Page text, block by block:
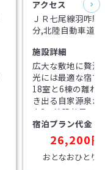
アクセス
ＪＲ七尾線羽咋
分,北陸自動車道
施設詳細
広大な敷地に贅沢
光には最適な宿で
18室と6棟の離れ
き出る自家源泉か
泉”。美肌効果の
き大浴場で満喫。
新鮮な能登の幸
てなし」無料で
スで快適にご滞
宿泊プラン代金
26,200
おとなおひとり